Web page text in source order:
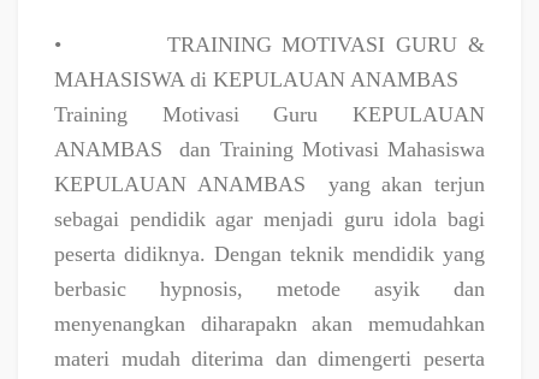
•
TRAINING MOTIVASI GURU &
MAHASISWA di KEPULAUAN ANAMBAS
Training Motivasi Guru KEPULAUAN
ANAMBAS
dan Training Motivasi Mahasiswa
KEPULAUAN ANAMBAS
yang akan terjun
sebagai pendidik agar menjadi guru idola bagi
peserta didiknya. Dengan teknik mendidik yang
berbasic hypnosis, metode asyik dan
menyenangkan diharapakn akan memudahkan
materi mudah diterima dan dimengerti peserta